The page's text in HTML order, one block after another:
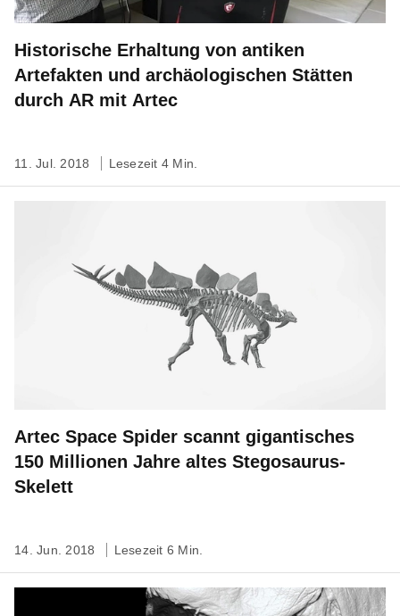
Historische Erhaltung von antiken
Artefakten und archäologischen Stätten
durch AR mit Artec
11. Jul. 2018 Lesezeit 4 Min.
Artec Space Spider scannt gigantisches
150 Millionen Jahre altes Stegosaurus-
Skelett
14. Jun. 2018 Lesezeit 6 Min.